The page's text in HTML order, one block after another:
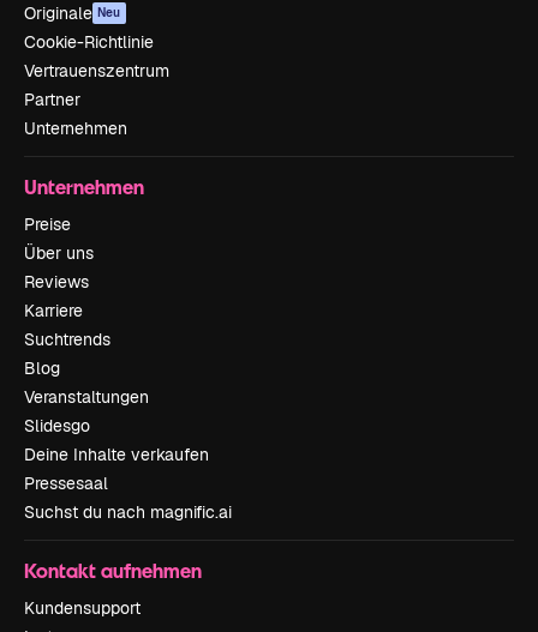
Originale Neu
Cookie-Richtlinie
Vertrauenszentrum
Partner
Unternehmen
Unternehmen
Preise
Über uns
Reviews
Karriere
Suchtrends
Blog
Veranstaltungen
Slidesgo
Deine Inhalte verkaufen
Pressesaal
Suchst du nach magnific.ai
Kontakt aufnehmen
Kundensupport